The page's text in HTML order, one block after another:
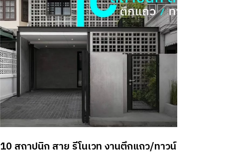
10 สถาปนิก สาย รีโนเวท งานตึกแถว/ทาวน์